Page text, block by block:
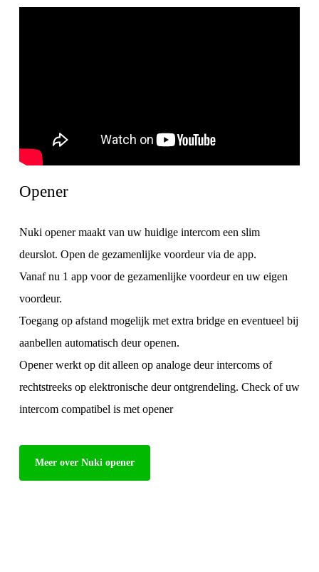
Opener
Nuki opener maakt van uw huidige intercom een slim
deurslot. Open de gezamenlijke voordeur via de app.
Vanaf nu 1 app voor de gezamenlijke voordeur en uw eigen
voordeur.
Toegang op afstand mogelijk met extra bridge en eventueel bij
aanbellen automatisch deur openen.
Opener werkt op dit alleen op analoge deur intercoms of
rechtstreeks op elektronische deur ontgrendeling. Check of uw
intercom compatibel is met opener
Meer over Nuki opener